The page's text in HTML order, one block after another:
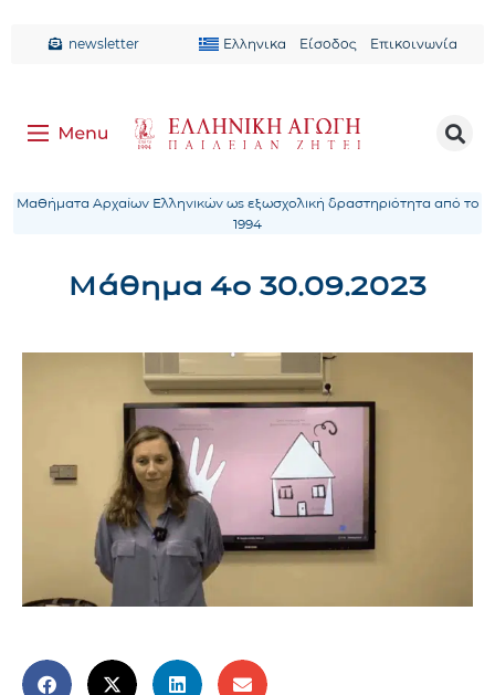
newsletter Ελληνικα Είσοδος Επικοινωνία
Μαθήματα Αρχαίων Ελληνικών ως εξωσχολική δραστηριότητα από το
1994
Μάθημα 4ο 30.09.2023